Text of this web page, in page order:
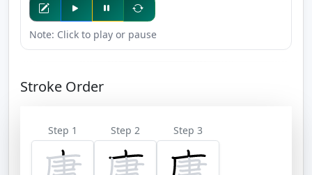
Note: Click to play or pause
Stroke Order
Step 1 Step 2 Step 3